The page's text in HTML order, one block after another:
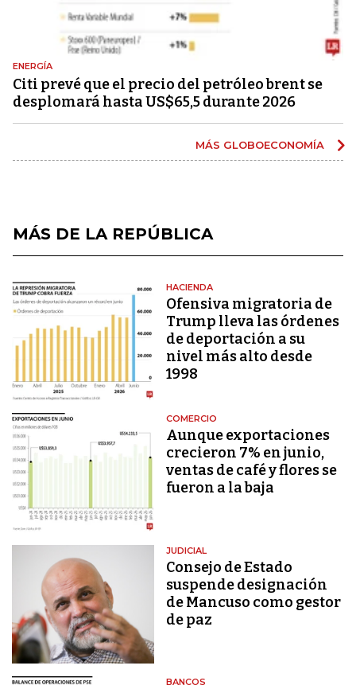
ENERGÍA
Citi prevé que el precio del petróleo brent se
desplomará hasta US$65,5 durante 2026
MÁS GLOBOECONOMÍA
MÁS DE LA REPÚBLICA
HACIENDA
Ofensiva migratoria de
Trump lleva las órdenes
de deportación a su
nivel más alto desde
1998
COMERCIO
Aunque exportaciones
crecieron 7% en junio,
ventas de café y flores se
fueron a la baja
JUDICIAL
Consejo de Estado
suspende designación
de Mancuso como gestor
de paz
BANCOS